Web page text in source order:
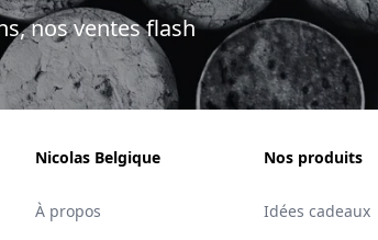
nos ventes flash
Nicolas Belgique
À propos
Nos produits
Idées cadeaux